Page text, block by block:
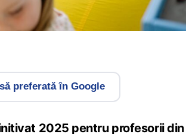
preferată în Google
2025 pentru profesorii din